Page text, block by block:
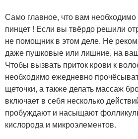
Само главное, что вам необходимо
пинцет ! Если вы твёрдо решили
не помощник в этом деле. Не
даже пушковые или лишние, на ваш
Чтобы вызвать приток крови к
необходимо ежедневно
щеточки, а также делать массаж
включает в себя несколько
пробуждают и насыщают
кислорода и микроэлементов.